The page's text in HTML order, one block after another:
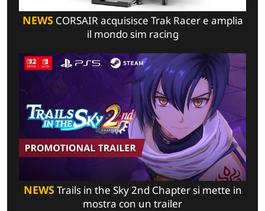
NEWSCORSAIR acquisisce Trak Racer e amplia
il mondo sim racing
NEWSTrails in the Sky 2nd Chapter si mette in
mostra con un trailer